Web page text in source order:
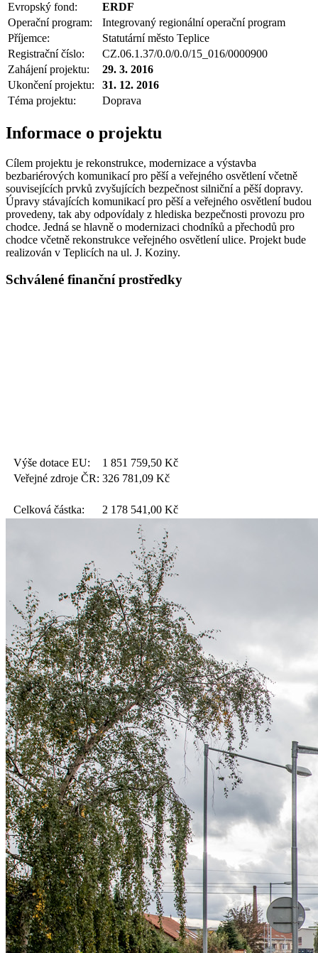
Evropský fond:
ERDF
Operační program:
Integrovaný regionální operační program
Příjemce:
Statutární město Teplice
Registrační číslo:
CZ.06.1.37/0.0/0.0/15_016/0000900
Zahájení projektu:
29. 3. 2016
Ukončení projektu:
31. 12. 2016
Téma projektu:
Doprava
Informace o projektu
Cílem projektu je rekonstrukce, modernizace a výstavba
bezbariérových komunikací pro pěší a veřejného osvětlení včetně
souvisejících prvků zvyšujících bezpečnost silniční a pěší dopravy.
Úpravy stávajících komunikací pro pěší a veřejného osvětlení budou
provedeny, tak aby odpovídaly z hlediska bezpečnosti provozu pro
chodce. Jedná se hlavně o modernizaci chodníků a přechodů pro
chodce včetně rekonstrukce veřejného osvětlení ulice. Projekt bude
realizován v Teplicích na ul. J. Koziny.
Schválené finanční prostředky
Výše dotace EU: 1 851 759,50 Kč
Veřejné zdroje ČR: 326 781,09 Kč
Celková částka: 2 178 541,00 Kč